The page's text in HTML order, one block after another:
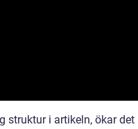
struktur i artikeln, ökar det